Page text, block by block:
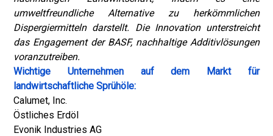
umweltfreundliche Alternative zu herkömmlichen
Dispergiermitteln darstellt. Die Innovation unterstreicht
das Engagement der BASF, nachhaltige Additivlösungen
voranzutreiben.
Wichtige Unternehmen auf dem Markt für
landwirtschaftliche Sprühöle:
Calumet, Inc.
Östliches Erdöl
Evonik Industries AG